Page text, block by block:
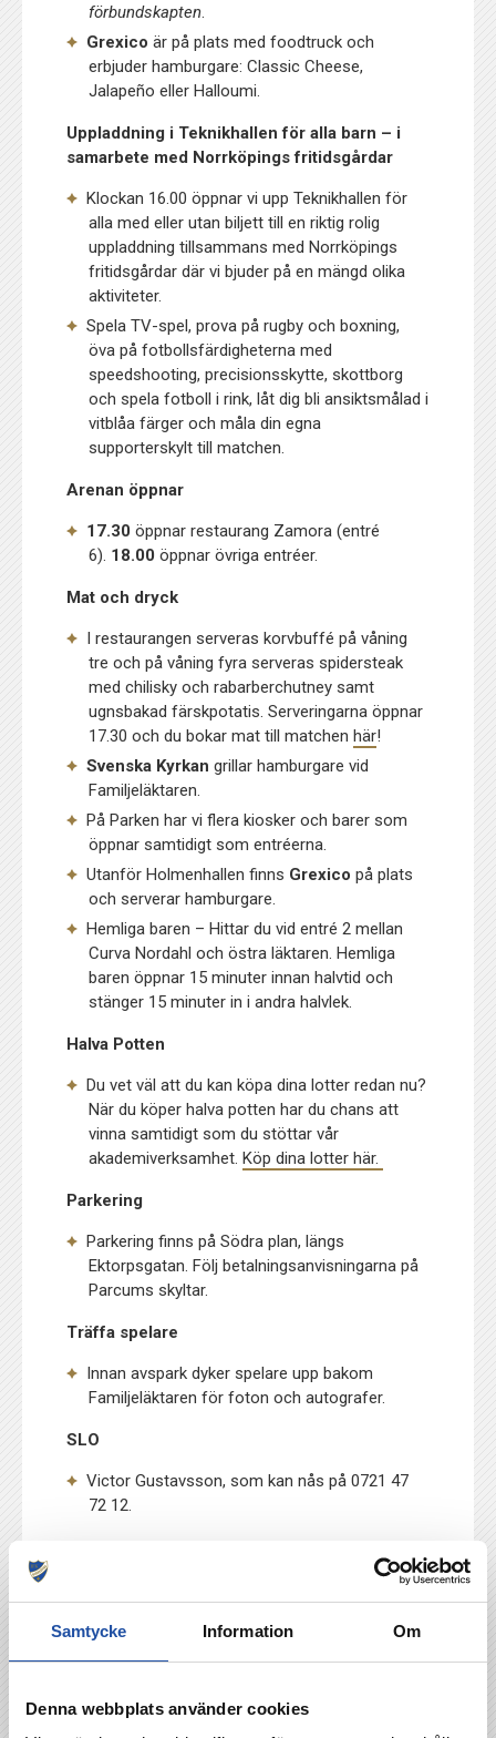
Samtycke Information Om
Denna webbplats använder cookies
förbundskapten.
Grexico är på plats med foodtruck och
erbjuder hamburgare: Classic Cheese,
Jalapeño eller Halloumi.
Uppladdning i Teknikhallen för alla barn – i
samarbete med Norrköpings fritidsgårdar
Klockan 16.00 öppnar vi upp Teknikhallen för
alla med eller utan biljett till en riktig rolig
uppladdning tillsammans med Norrköpings
fritidsgårdar där vi bjuder på en mängd olika
aktiviteter.
Spela TV-spel, prova på rugby och boxning,
öva på fotbollsfärdigheterna med
speedshooting, precisionsskytte, skottborg
och spela fotboll i rink, låt dig bli ansiktsmålad i
vitblåa färger och måla din egna
supporterskylt till matchen.
Arenan öppnar
17.30 öppnar restaurang Zamora (entré
6). 18.00 öppnar övriga entréer.
Mat och dryck
I restaurangen serveras korvbuffé på våning
tre och på våning fyra serveras spidersteak
med chilisky och rabarberchutney samt
ugnsbakad färskpotatis. Serveringarna öppnar
17.30 och du bokar mat till matchenhär!
Svenska Kyrkan grillar hamburgare vid
Familjeläktaren.
På Parken har vi flera kiosker och barer som
öppnar samtidigt som entréerna.
Utanför Holmenhallen finns Grexicopå plats
och serverar hamburgare.
Hemliga baren – Hittar du vid entré 2 mellan
Curva Nordahl och östra läktaren. Hemliga
baren öppnar 15 minuter innan halvtid och
stänger 15 minuter in i andra halvlek.
Halva Potten
Du vet väl att du kan köpa dina lotter redan nu?
När du köper halva potten har du chans att
vinna samtidigt som du stöttar vår
akademiverksamhet.Köp dina lotter här.
Parkering
Parkering finns på Södra plan, längs
Ektorpsgatan. Följ betalningsanvisningarna på
Parcums skyltar.
Träffa spelare
Innan avspark dyker spelare upp bakom
Familjeläktaren för foton och autografer.
SLO
Victor Gustavsson, som kan nås på 0721 47
72 12.
Stötta IFK när du tecknar TV4
tecknar ditt abonnemang.Klicka här!